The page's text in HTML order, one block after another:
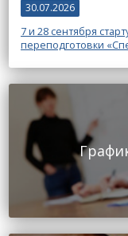
30.07.2026
7 и 28 сентября
переподготовки